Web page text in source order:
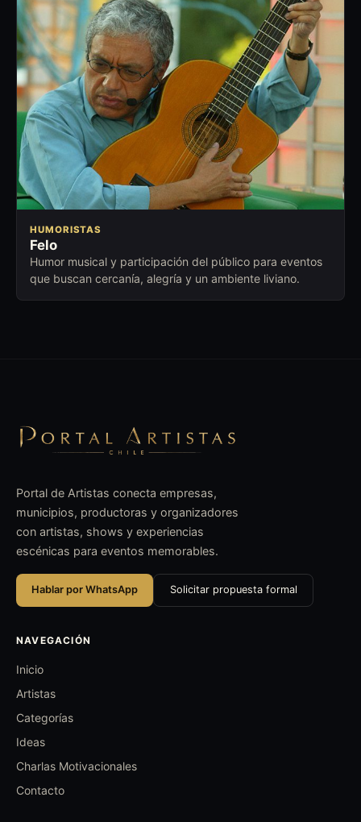
HUMORISTAS
Felo
Humor musical y participación del público para eventos
que buscan cercanía, alegría y un ambiente liviano.
Portal de Artistas conecta empresas,
municipios, productoras y organizadores
con artistas, shows y experiencias
escénicas para eventos memorables.
Hablar por WhatsApp Solicitar propuesta formal
NAVEGACIÓN
Inicio
Artistas
Categorías
Ideas
Charlas Motivacionales
Contacto